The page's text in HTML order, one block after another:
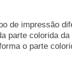
de impressão
parte colorida
o parte